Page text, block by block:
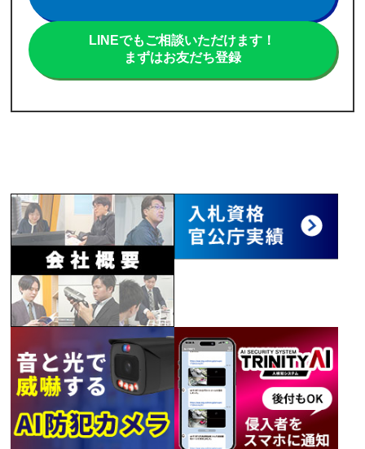
LINEでもご相談いただけます！
まずはお友だち登録